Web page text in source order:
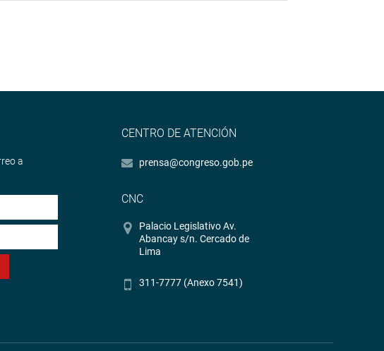
a
CENTRO DE ATENCIÓN
prensa@congreso.gob.pe
CNC
Palacio Legislativo Av.
Abancay s/n. Cercado de
Lima
311-7777 (Anexo 7541)